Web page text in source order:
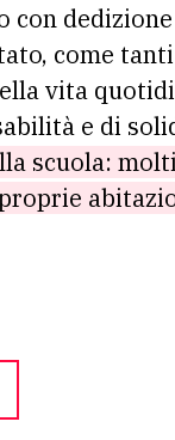
come
vita
e di
scuola: